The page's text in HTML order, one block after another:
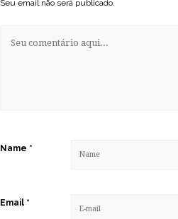
Seu email não será publicado.
Name *
Email *